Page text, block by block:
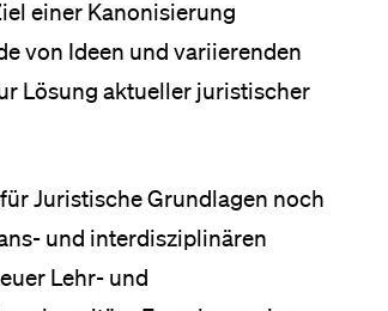
einer Kanonisierung
von Ideen und variierenden
Lösung aktueller juristischer
Juristische Grundlagen noch
und interdisziplinären
Lehr- und